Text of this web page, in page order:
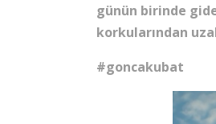
günün birinde
korkularından
#goncakubat